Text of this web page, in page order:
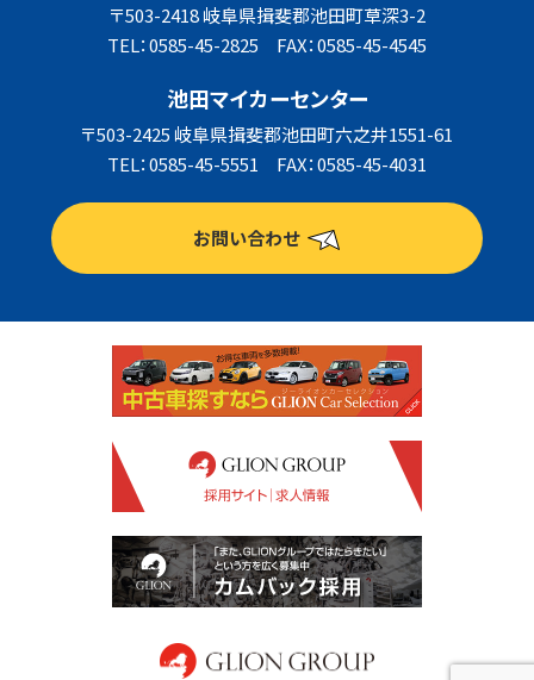
〒503-2418 岐阜県揖斐郡池田町草深3-2
TEL：0585-45-2825 FAX：0585-45-4545
池田マイカーセンター
〒503-2425 岐阜県揖斐郡池田町六之井1551-61
TEL：0585-45-5551 FAX：0585-45-4031
お問い合わせ